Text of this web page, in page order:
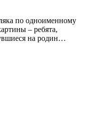
по одноименному
– ребята,
на родин…